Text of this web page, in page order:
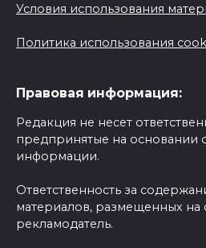
Условия использования
Политика использования
Правовая информация:
Редакция не несет
предпринятые на основании
информации.
Ответственность за
материалов, размещенных на
рекламодатель.